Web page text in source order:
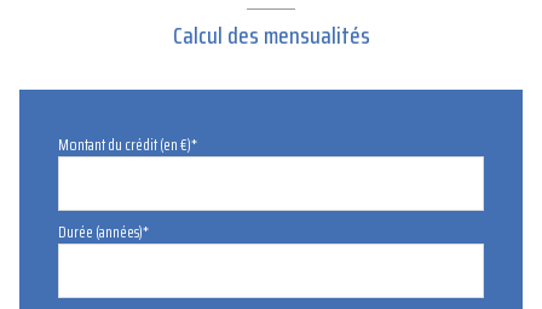
Calcul des mensualités
Montant du crédit (en €)*
Durée (années)*